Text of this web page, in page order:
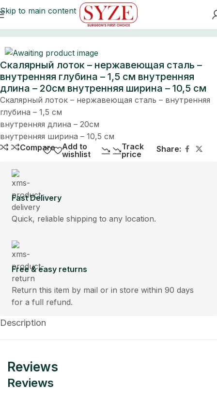
Skip to main content
Скалярный лоток – нержавеющая сталь –
внутренняя глубина – 1,5 см внутренняя
длина – 20см внутренняя ширина – 10,5 см
Скалярный лоток – нержавеющая сталь – внутренняя
глубина – 1,5 см
внутренняя длина – 20см
внутренняя ширина – 10,5 см
Compare
Add to
wishlist
Track
price
Share:
Fast Delivery
Quick, reliable shipping to any location.
Free & easy returns
Return this item by mail or in store within 90 days
for a full refund.
Description
Reviews
Reviews